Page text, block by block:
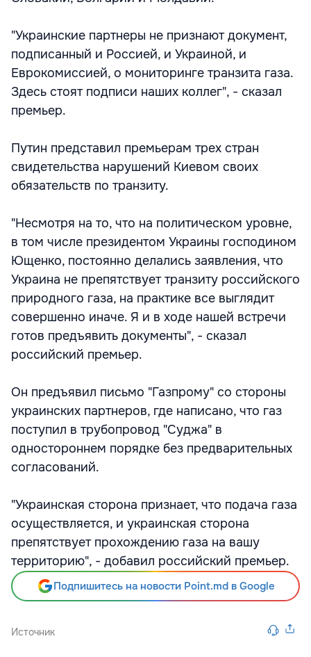
"Украинские партнеры не признают документ,
подписанный и Россией, и Украиной, и
Еврокомиссией, о мониторинге транзита газа.
Здесь стоят подписи наших коллег", - сказал
премьер.
Путин представил премьерам трех стран
свидетельства нарушений Киевом своих
обязательств по транзиту.
"Несмотря на то, что на политическом уровне,
в том числе президентом Украины господином
Ющенко, постоянно делались заявления, что
Украина не препятствует транзиту российского
природного газа, на практике все выглядит
совершенно иначе. Я и в ходе нашей встречи
готов предъявить документы", - сказал
российский премьер.
Он предъявил письмо "Газпрому" со стороны
украинских партнеров, где написано, что газ
поступил в трубопровод "Суджа" в
одностороннем порядке без предварительных
согласований.
"Украинская сторона признает, что подача газа
осуществляется, и украинская сторона
препятствует прохождению газа на вашу
территорию", - добавил российский премьер.
Подпишитесь на новости Point.md в Google
Источник